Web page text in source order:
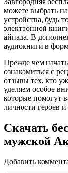
можете выбрать
устройства, будь
электронной
айпада. В
аудиокниги в
Прежде чем
ознакомиться с
отзывы тех, кто
уделяем особое
которые помогут
личности героев
Скачать
мужской
Добавить